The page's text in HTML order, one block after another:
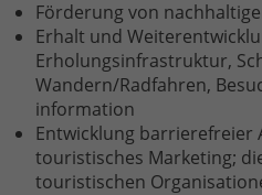
Förderung von
Erhalt und
Erholungsinfrastruktur,
Wandern/Radfahren,
information
Entwicklung barrierefreier
touristisches Marketing;
touristischen